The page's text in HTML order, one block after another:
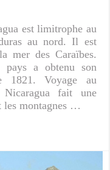
est limitrophe au
au nord. Il est
mer des Caraïbes.
pays a obtenu son
1821. Voyage au
fait une
les montagnes …